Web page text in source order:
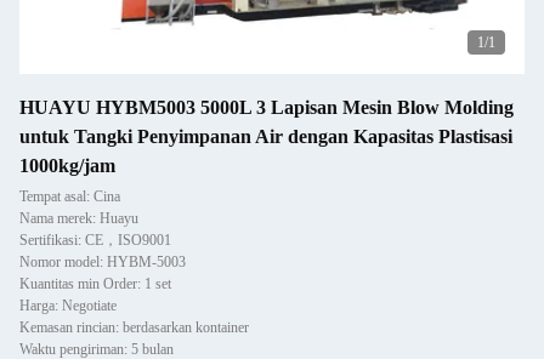
1/1
HUAYU HYBM5003 5000L 3 Lapisan Mesin Blow Molding
untuk Tangki Penyimpanan Air dengan Kapasitas Plastisasi
1000kg/jam
Tempat asal: Cina
Nama merek: Huayu
Sertifikasi: CE，ISO9001
Nomor model: HYBM-5003
Kuantitas min Order: 1 set
Harga: Negotiate
Kemasan rincian: berdasarkan kontainer
Waktu pengiriman: 5 bulan